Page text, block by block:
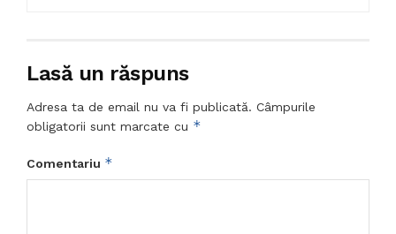
Lasă un răspuns
Adresa ta de email nu va fi publicată. Câmpurile
obligatorii sunt marcate cu *
Comentariu *